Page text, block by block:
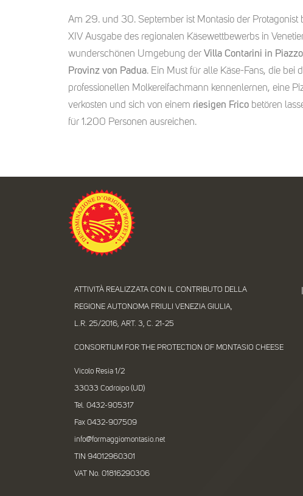
Am 29. und 30. September ist Montasio der Protagonist
XIV Ausgabe des regionalen Käsewettbewerbs in
wunderschönen Umgebung der Villa Contarini in
Provinz von Padua. Ein Must für alle Käse-Fans, die bei
professionellen Molkereifachmann kennenlernen, eine
verkosten und sich von einem riesigen Frico betören
für 1.200 Personen ausreichen.
ATTIVITÀ REALIZZATA CON IL CONTRIBUTO DELLA
REGIONE AUTONOMA FRIULI VENEZIA GIULIA,
L.R. 25/2016, ART. 3, C. 21-25
CONSORTIUM FOR THE PROTECTION OF MONTASIO CHEESE
Vicolo Resia 1/2
33033 Codroipo (UD)
Tel. 0432-905317
Fax 0432-907509
info@formaggiomontasio.net
TIN 94012960301
VAT No. 01816290306